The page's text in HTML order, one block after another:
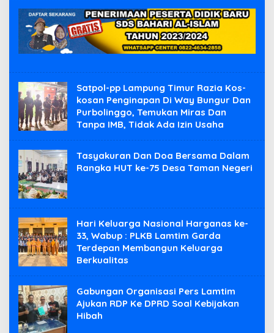
Satpol-pp Lampung Timur Razia Kos-
kosan Penginapan Di Way Bungur Dan
Purbolinggo, Temukan Miras Dan
Tanpa IMB, Tidak Ada Izin Usaha
Tasyakuran Dan Doa Bersama Dalam
Rangka HUT ke-75 Desa Taman Negeri
Hari Keluarga Nasional Harganas ke-
33, Wabup : PLKB Lamtim Garda
Terdepan Membangun Keluarga
Berkualitas
Gabungan Organisasi Pers Lamtim
Ajukan RDP Ke DPRD Soal Kebijakan
Hibah